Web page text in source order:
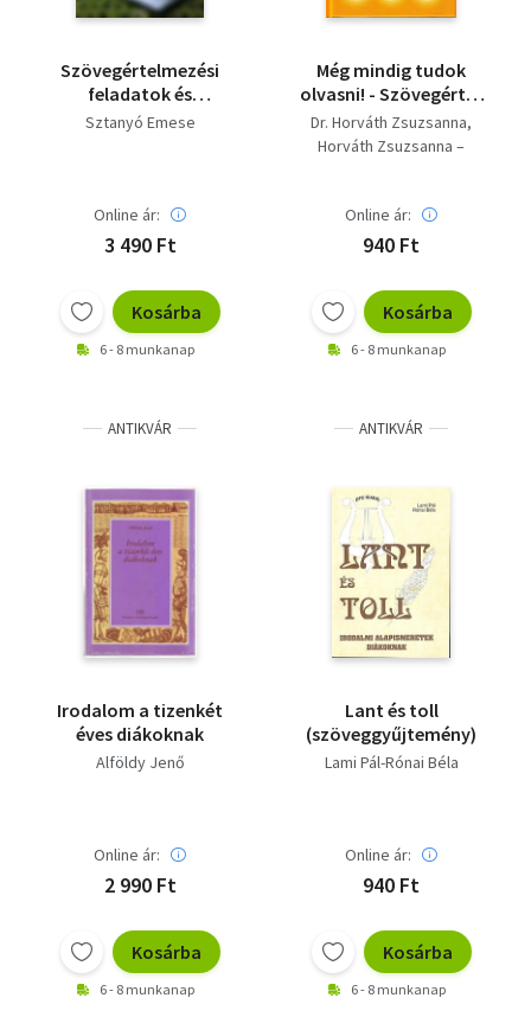
Szövegértelmezési
feladatok és
megoldások - 11-12.
Sztanyó Emese
Online ár:
3 490 Ft
Kosárba
6 - 8 munkanap
Még mindig tudok
olvasni! - Szövegértés
érettségizőknek és
felnőtteknek
Dr. Horváth Zsuzsanna
Horváth Zsuzsanna –
Online ár:
940 Ft
Kosárba
6 - 8 munkanap
ANTIKVÁR
Irodalom a tizenkét
éves diákoknak
Alföldy Jenő
Online ár:
2 990 Ft
Kosárba
6 - 8 munkanap
ANTIKVÁR
Lant és toll
(szöveggyűjtemény)
Lami Pál-Rónai Béla
Online ár:
940 Ft
Kosárba
6 - 8 munkanap